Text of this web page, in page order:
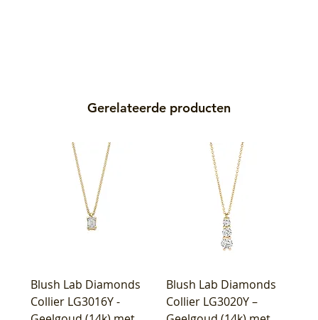
Gerelateerde producten
Blush Lab Diamonds
Collier LG3016Y -
Blush Lab Diamonds
Collier LG3020Y –